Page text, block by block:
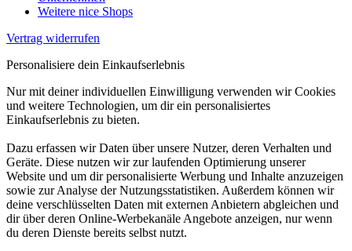
Weitere nice Shops
Vertrag widerrufen
Personalisiere dein Einkaufserlebnis
Nur mit deiner individuellen Einwilligung verwenden wir Cookies
und weitere Technologien, um dir ein personalisiertes
Einkaufserlebnis zu bieten.
Dazu erfassen wir Daten über unsere Nutzer, deren Verhalten und
Geräte. Diese nutzen wir zur laufenden Optimierung unserer
Website und um dir personalisierte Werbung und Inhalte anzuzeigen
sowie zur Analyse der Nutzungsstatistiken. Außerdem können wir
deine verschlüsselten Daten mit externen Anbietern abgleichen und
dir über deren Online-Werbekanäle Angebote anzeigen, nur wenn
du deren Dienste bereits selbst nutzt.